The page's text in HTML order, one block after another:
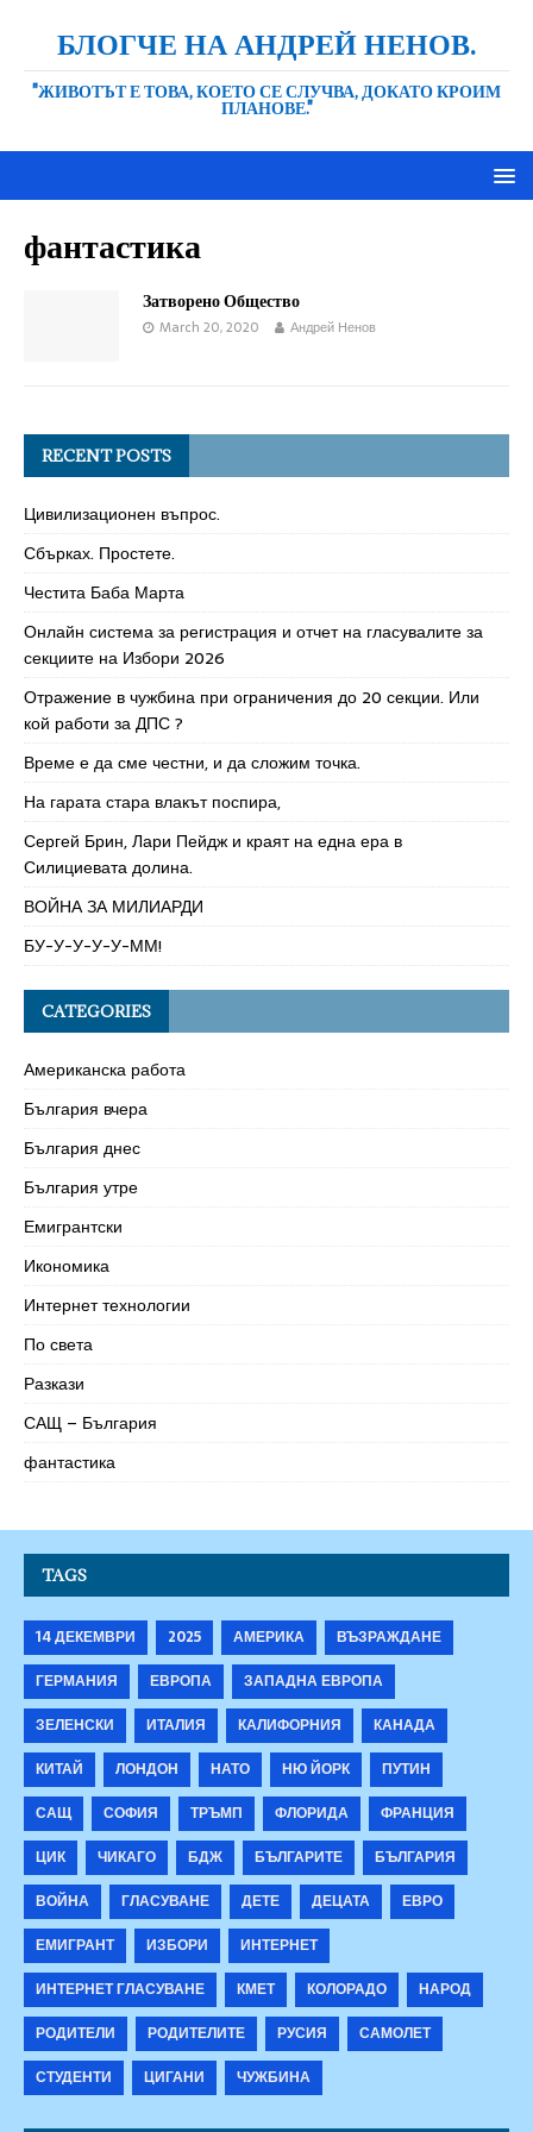
БЛОГЧЕ НА АНДРЕЙ НЕНОВ.
"ЖИВОТЪТ Е ТОВА, КОЕТО СЕ СЛУЧВА, ДОКАТО КРОИМ
ПЛАНОВЕ."
фантастика
Затворено Общество
March 20, 2020 Андрей Ненов
RECENT POSTS
Цивилизационен въпрос.
Сбърках. Простете.
Честита Баба Марта
Онлайн система за регистрация и отчет на гласувалите за
секциите на Избори 2026
Отражение в чужбина при ограничения до 20 секции. Или
кой работи за ДПС ?
Време е да сме честни, и да сложим точка.
На гарата стара влакът поспира,
Сергей Брин, Лари Пейдж и краят на една ера в
Силициевата долина.
ВОЙНА ЗА МИЛИАРДИ
БУ-У-У-У-У-ММ!
CATEGORIES
Американска работа
България вчера
България днес
България утре
Емигрантски
Икономика
Интернет технологии
По света
Разкази
САЩ – България
фантастика
TAGS
14 ДЕКЕМВРИ 2025 АМЕРИКА
ВЪЗРАЖДАНЕ
ГЕРМАНИЯ
ЕВРОПА
ЗАПАДНА ЕВРОПА
ЗЕЛЕНСКИ
ИТАЛИЯ КАЛИФОРНИЯ
КАНАДА
КИТАЙ
ЛОНДОН НАТО НЮ ЙОРК
ПУТИН
САЩ
СОФИЯ ТРЪМП ФЛОРИДА
ФРАНЦИЯ
ЦИК
ЧИКАГО БДЖ БЪЛГАРИТЕ
БЪЛГАРИЯ
ВОЙНА
ГЛАСУВАНЕ ДЕТЕ ДЕЦАТА
ЕВРО
ЕМИГРАНТ
ИЗБОРИ
ИНТЕРНЕТ
ИНТЕРНЕТ ГЛАСУВАНЕ
КМЕТ КОЛОРАДО
НАРОД
РОДИТЕЛИ
РОДИТЕЛИТЕ РУСИЯ
САМОЛЕТ
СТУДЕНТИ
ЦИГАНИ ЧУЖБИНА